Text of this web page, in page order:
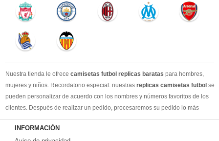
Nuestra tienda le ofrece camisetas futbol replicas baratas para hombres,
mujeres y niños. Recordatorio especial: nuestras replicas camisetas futbol se
pueden personalizar de acuerdo con los nombres y números favoritos de los
clientes. Después de realizar un pedido, procesaremos su pedido lo más
rápido posible, para que pueda recibir su camisetas de fútbol favorita cuando
la necesite. DHL / EMS / China Post y otro expreso, puede elegir libremente.
INFORMACIÓN